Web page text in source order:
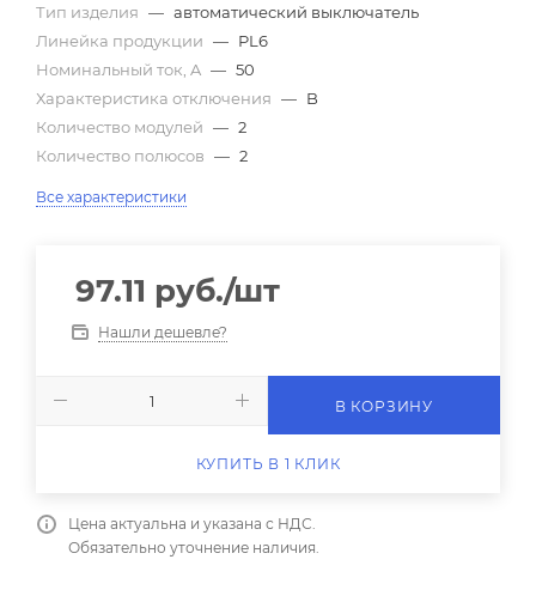
Тип изделия — автоматический выключатель
Линейка продукции — PL6
Номинальный ток, A — 50
Характеристика отключения — B
Количество модулей — 2
Количество полюсов — 2
Все характеристики
97.11 руб./шт
Нашли дешевле?
В КОРЗИНУ
КУПИТЬ В 1 КЛИК
Цена актуальна и указана с НДС.
Обязательно уточнение наличия.